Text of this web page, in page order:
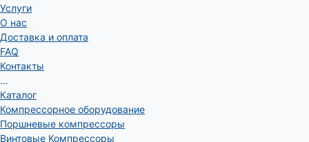
Услуги
О нас
Доставка и оплата
FAQ
Контакты
...
Каталог
Компрессорное оборудование
Поршневые компрессоры
Винтовые Компрессоры